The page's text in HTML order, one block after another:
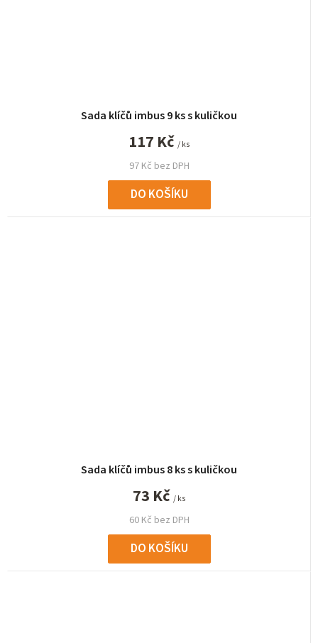
Sada klíčů imbus 9 ks s kuličkou
97 Kč bez DPH
117 Kč / ks
DO KOŠÍKU
Sada klíčů imbus 8 ks s kuličkou
60 Kč bez DPH
73 Kč / ks
DO KOŠÍKU